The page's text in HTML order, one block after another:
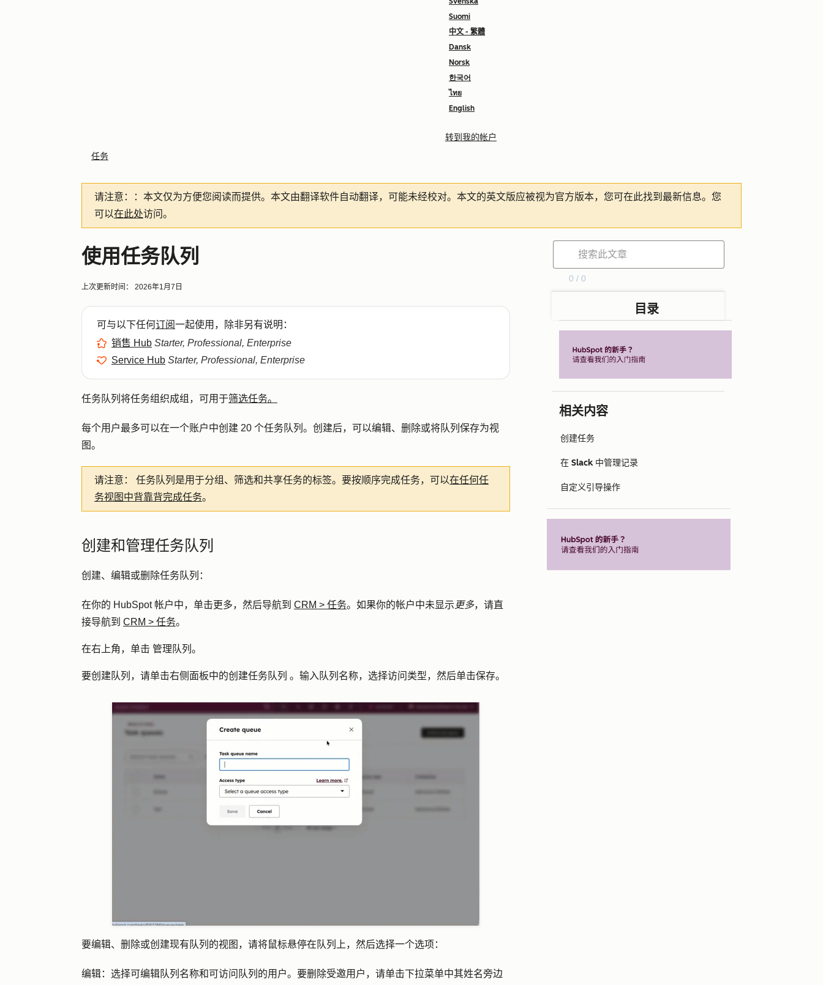
Suomi
中文 - 繁體
Dansk
Norsk
한국어
ไทย
English
转到我的帐户
任务
请注意： ：本文仅为方便您阅读而提供。 本文由翻译软件自动翻译，可能未经校对。本文的英文版应被视为官方版本，您可在此找到最新信息。您
可以在此处访问。
使用任务队列
上次更新时间： 2026年1月7日
可与以下任何订阅一起使用，除非另有说明：
销售 Hub Starter, Professional, Enterprise
Service Hub Starter, Professional, Enterprise
任务队列将任务组织成组，可用于筛选任务。
每个用户最多可以在一个账户中创建 20 个任务队列。创建后，可以编辑、删除或将队列保存为视
图。
请注意： 任务队列是用于分组、筛选和共享任务的标签。要按顺序完成任务，可以在任何任
务视图中背靠背完成任务。
创建和管理任务队列
创建、编辑或删除任务队列：
在你的 HubSpot 帐户中，单击更多，然后导航到 CRM > 任务。如果你的帐户中未显示 更多，请直
接导航到 CRM > 任务。
在右上角，单击 管理队列。
要创建队列，请单击右侧面板中的创建任务队列 。输入队列 名称，选择访问类型，然后单击保存。
要编辑、删除或创建现有队列的视图，请将鼠标悬停在队列上，然后选择一个选项：
编辑：选择可编辑队列名称和可访问队列的用户。要删除受邀用户，请单击下拉菜单中其姓名旁边
0 / 0
目录
相关内容
创建任务
在 Slack 中管理记录
自定义引导操作